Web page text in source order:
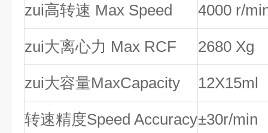
zui高转速 Max Speed 4000 r/
zui大离心力 Max RCF 2680 Xg
zui大容量MaxCapacity 12X15ml
转速精度Speed Accuracy±30r/min